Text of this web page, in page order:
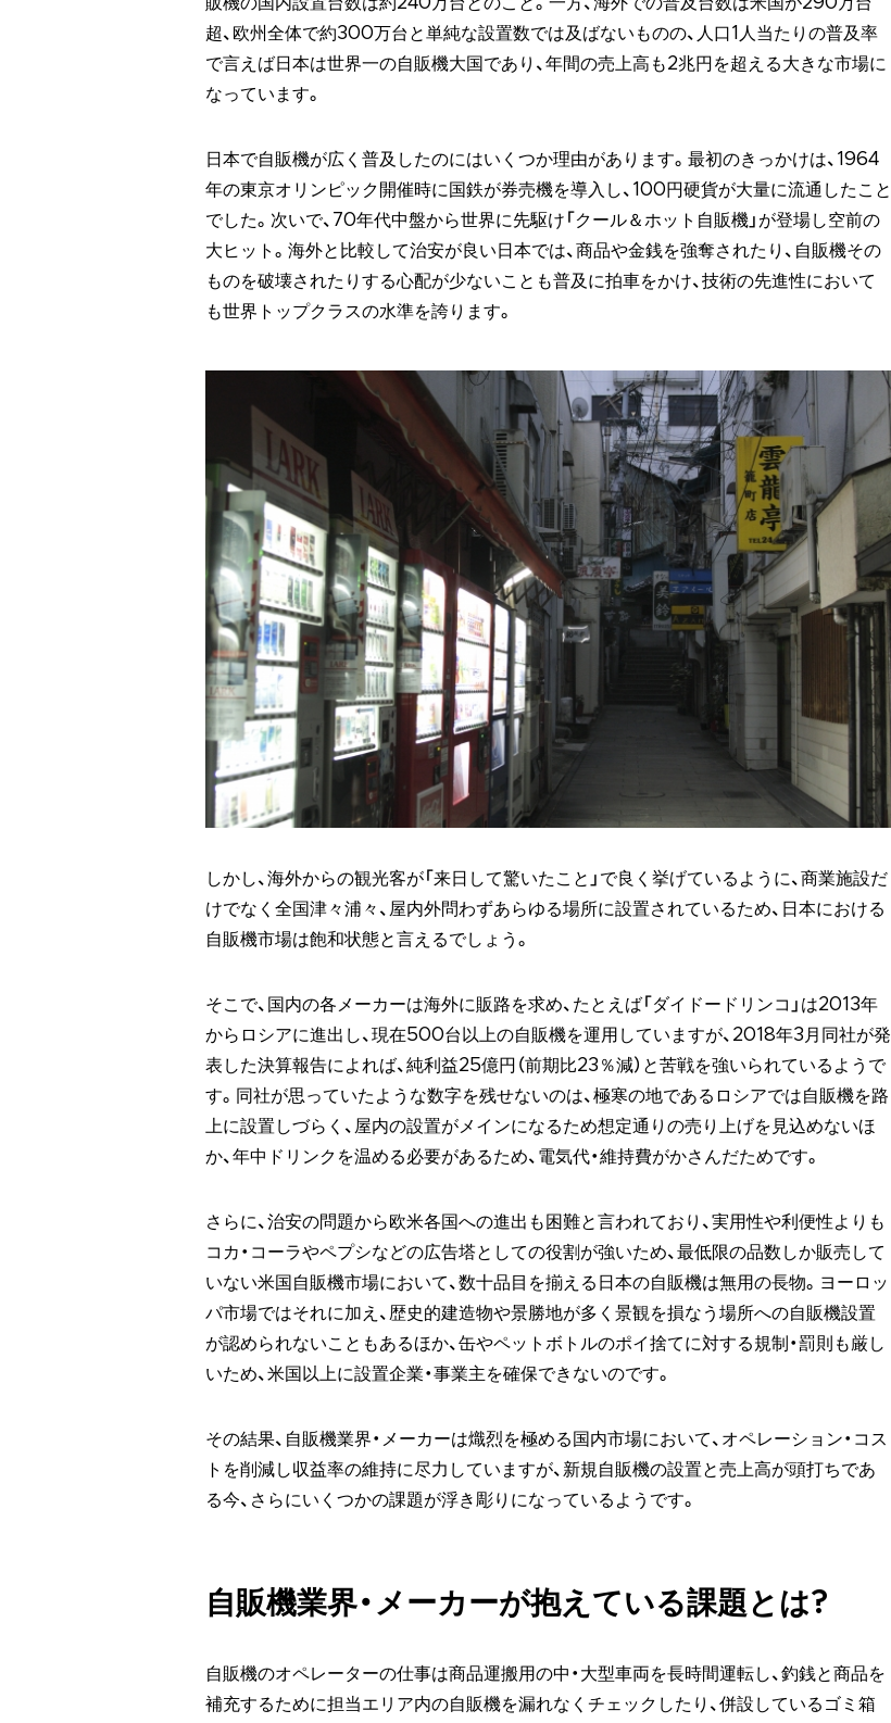
超、欧州全体で約300万台と単純な設置数では及ばないものの、人口1人当たりの普及率
で言えば日本は世界一の自販機大国であり、年間の売上高も2兆円を超える大きな市場に
なっています。
日本で自販機が広く普及したのにはいくつか理由があります。最初のきっかけは、1964
年の東京オリンピック開催時に国鉄が券売機を導入し、100円硬貨が大量に流通したこと
でした。次いで、70年代中盤から世界に先駆け「クール＆ホット自販機」が登場し空前の
大ヒット。海外と比較して治安が良い日本では、商品や金銭を強奪されたり、自販機その
ものを破壊されたりする心配が少ないことも普及に拍車をかけ、技術の先進性において
も世界トップクラスの水準を誇ります。
しかし、海外からの観光客が「来日して驚いたこと」で良く挙げているように、商業施設だ
けでなく全国津々浦々、屋内外問わずあらゆる場所に設置されているため、日本における
自販機市場は飽和状態と言えるでしょう。
そこで、国内の各メーカーは海外に販路を求め、たとえば「ダイドードリンコ」は2013年
からロシアに進出し、現在500台以上の自販機を運用していますが、2018年3月同社が発
表した決算報告によれば、純利益25億円（前期比23％減）と苦戦を強いられているようで
す。同社が思っていたような数字を残せないのは、極寒の地であるロシアでは自販機を路
上に設置しづらく、屋内の設置がメインになるため想定通りの売り上げを見込めないほ
か、年中ドリンクを温める必要があるため、電気代・維持費がかさんだためです。
さらに、治安の問題から欧米各国への進出も困難と言われており、実用性や利便性よりも
コカ・コーラやペプシなどの広告塔としての役割が強いため、最低限の品数しか販売して
いない米国自販機市場において、数十品目を揃える日本の自販機は無用の長物。ヨーロッ
パ市場ではそれに加え、歴史的建造物や景勝地が多く景観を損なう場所への自販機設置
が認められないこともあるほか、缶やペットボトルのポイ捨てに対する規制・罰則も厳し
いため、米国以上に設置企業・事業主を確保できないのです。
その結果、自販機業界・メーカーは熾烈を極める国内市場において、オペレーション・コス
トを削減し収益率の維持に尽力していますが、新規自販機の設置と売上高が頭打ちであ
る今、さらにいくつかの課題が浮き彫りになっているようです。
自販機業界・メーカーが抱えている課題とは?
自販機のオペレーターの仕事は商品運搬用の中・大型車両を長時間運転し、釣銭と商品を
補充するために担当エリア内の自販機を漏れなくチェックしたり、併設しているゴミ箱